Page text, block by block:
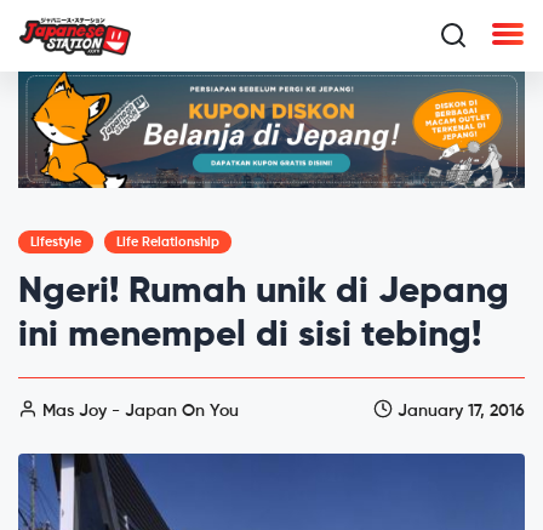
Lifestyle Life Relationship
Ngeri! Rumah unik di Jepang
ini menempel di sisi tebing!
Mas Joy - Japan On You January 17, 2016